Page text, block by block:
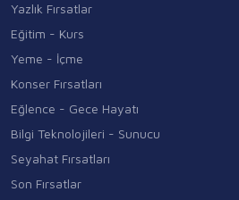
Yazlık Fırsatlar
Eğitim - Kurs
Yeme - İçme
Konser Fırsatları
Eğlence - Gece Hayatı
Bilgi Teknolojileri - Sunucu
Seyahat Fırsatları
Son Fırsatlar